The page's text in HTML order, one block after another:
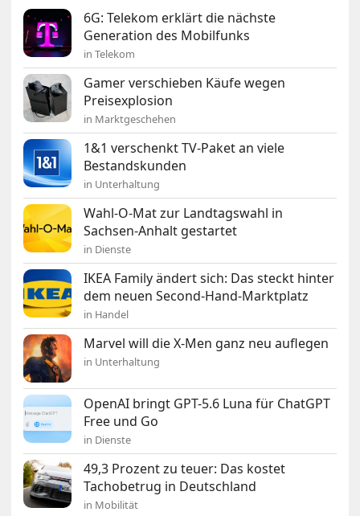
6G: Telekom erklärt die nächste
Generation des Mobilfunks
in Telekom
Gamer verschieben Käufe wegen
Preisexplosion
in Marktgeschehen
1&1 verschenkt TV-Paket an viele
Bestandskunden
in Unterhaltung
Wahl-O-Mat zur Landtagswahl in
Sachsen-Anhalt gestartet
in Dienste
IKEA Family ändert sich: Das steckt hinter
dem neuen Second-Hand-Marktplatz
in Handel
Marvel will die X-Men ganz neu auflegen
in Unterhaltung
OpenAI bringt GPT-5.6 Luna für ChatGPT
Free und Go
in Dienste
49,3 Prozent zu teuer: Das kostet
Tachobetrug in Deutschland
in Mobilität